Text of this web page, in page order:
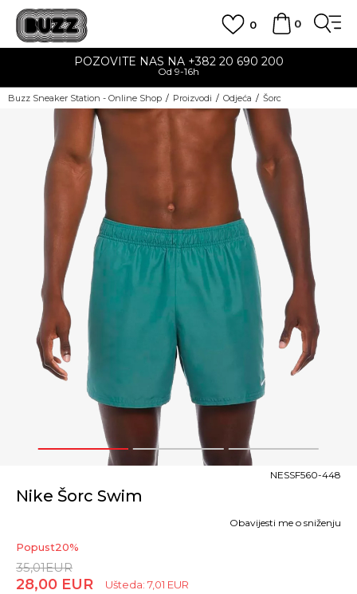
0
0
POZOVITE NAS NA +382 20 690 200
Od 9-16h
Buzz Sneaker Station - Online Shop Proizvodi Odjeća Šorc
1 2 3
Nike Šorc Swim
NESSF560-448
Popust20%
35,01EUR
28,00 EUR Ušteda: 7,01 EUR
Obavijesti me o sniženju